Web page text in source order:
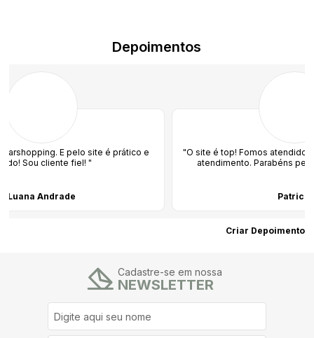
Depoimentos
"O site é top! Fomos atendidos pelo time e amamos o
atendimento. Parabéns pelo profissionalismo! "
Criar Depoimento
Cadastre-se em nossa
NEWSLETTER